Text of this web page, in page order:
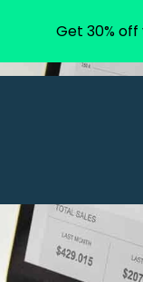
Get 30%